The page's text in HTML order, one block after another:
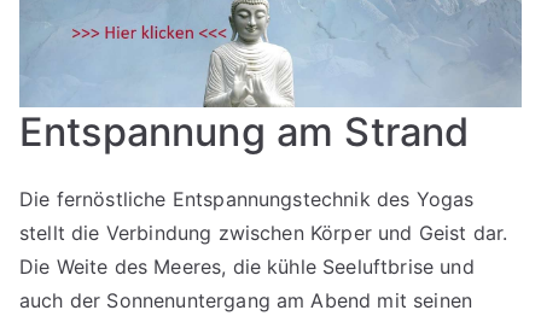
Entspannung am Strand
Die fernöstliche Entspannungstechnik des Yogas
stellt die Verbindung zwischen Körper und Geist dar.
Die Weite des Meeres, die kühle Seeluftbrise und
auch der Sonnenuntergang am Abend mit seinen